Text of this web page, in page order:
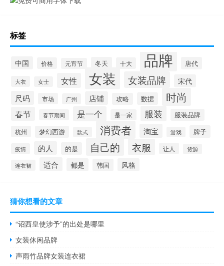
标签
中国 价格 元宵节 冬天 十大 品牌 唐代
大衣 女士 女性 女装 女装品牌 宋代
尺码 市场 广州 店铺 攻略 数据 时尚
春节 春节期间 是一个 是一家 服装 服装品牌
杭州 梦幻西游 款式 消费者 淘宝 游戏 牌子
疫情 的人 的是 自己的 衣服 让人 货源
连衣裙 适合 都是 韩国 风格
猜你想看的文章
“诏西皇使涉予”的出处是哪里
女装休闲品牌
声雨竹品牌女装连衣裙